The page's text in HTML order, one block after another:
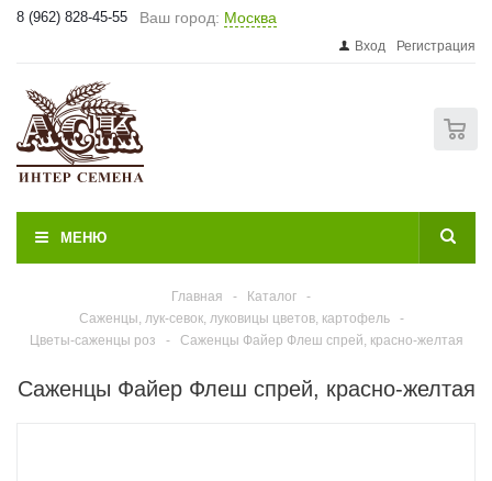
8 (962) 828-45-55 Ваш город: Москва
Вход Регистрация
МЕНЮ
Главная - Каталог
-
Саженцы, лук-севок, луковицы цветов, картофель
-
Цветы-саженцы роз
- Саженцы Файер Флеш спрей, красно-желтая
Саженцы Файер Флеш спрей, красно-желтая